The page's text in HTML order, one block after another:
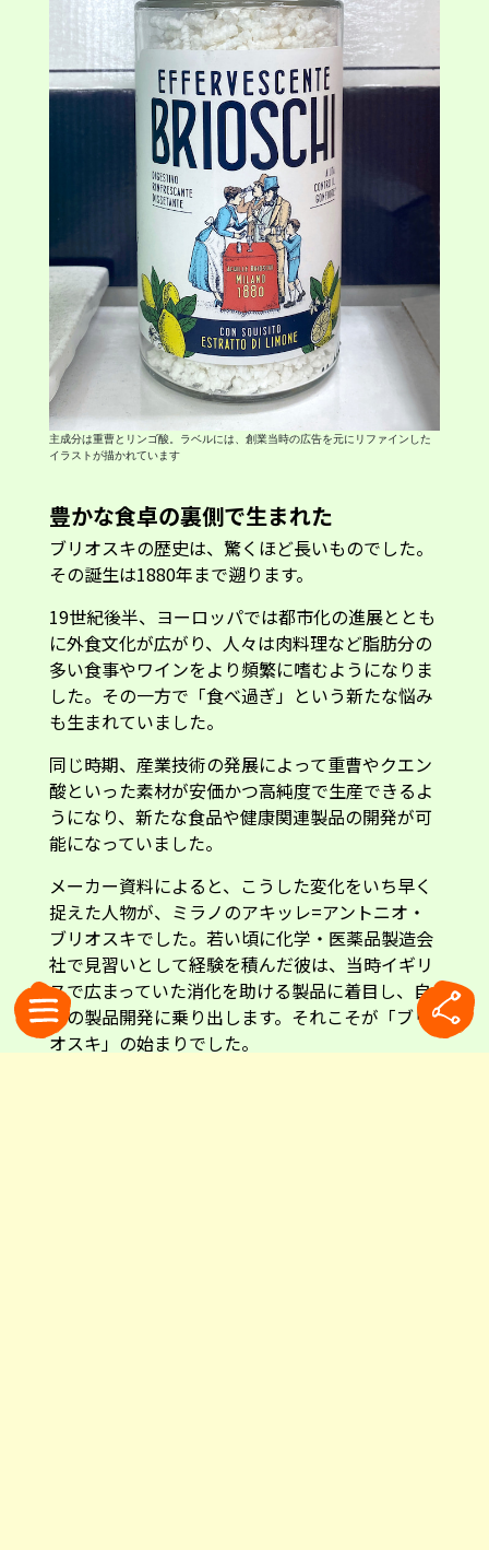
主成分は重曹とリンゴ酸。ラベルには、創業当時の広告を元にリファインした
イラストが描かれています
豊かな食卓の裏側で生まれた
ブリオスキの歴史は、驚くほど長いものでした。
その誕生は1880年まで遡ります。
19世紀後半、ヨーロッパでは都市化の進展ととも
に外食文化が広がり、人々は肉料理など脂肪分の
多い食事やワインをより頻繁に嗜むようになりま
した。その一方で「食べ過ぎ」という新たな悩み
も生まれていました。
同じ時期、産業技術の発展によって重曹やクエン
酸といった素材が安価かつ高純度で生産できるよ
うになり、新たな食品や健康関連製品の開発が可
能になっていました。
メーカー資料によると、こうした変化をいち早く
捉えた人物が、ミラノのアキッレ=アントニオ・
ブリオスキでした。若い頃に化学・医薬品製造会
社で見習いとして経験を積んだ彼は、当時イギリ
スで広まっていた消化を助ける製品に着目し、自
らの製品開発に乗り出します。それこそが「ブリ
オスキ」の始まりでした。